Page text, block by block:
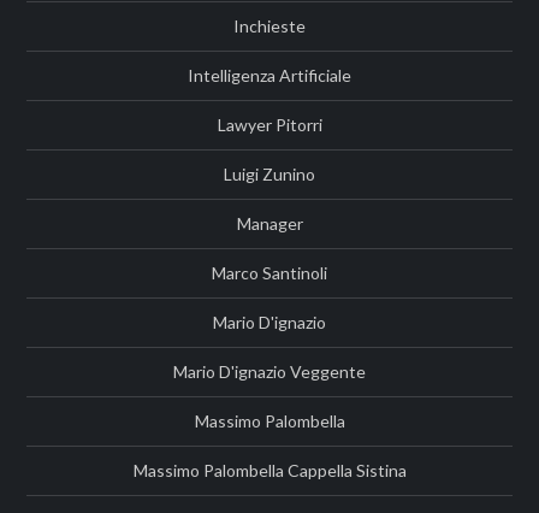
Inchieste
Intelligenza Artificiale
Lawyer Pitorri
Luigi Zunino
Manager
Marco Santinoli
Mario D'ignazio
Mario D'ignazio Veggente
Massimo Palombella
Massimo Palombella Cappella Sistina